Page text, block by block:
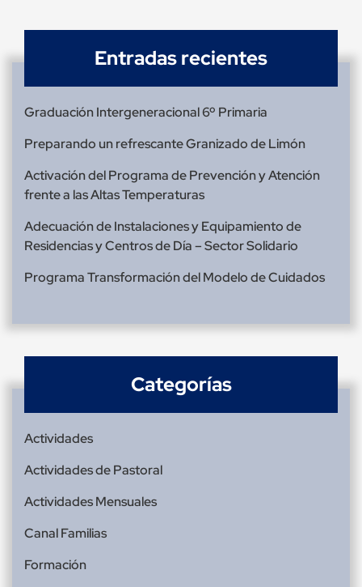
Entradas recientes
Graduación Intergeneracional 6º Primaria
Preparando un refrescante Granizado de Limón
Activación del Programa de Prevención y Atención
frente a las Altas Temperaturas
Adecuación de Instalaciones y Equipamiento de
Residencias y Centros de Día – Sector Solidario
Programa Transformación del Modelo de Cuidados
Categorías
Actividades
Actividades de Pastoral
Actividades Mensuales
Canal Familias
Formación